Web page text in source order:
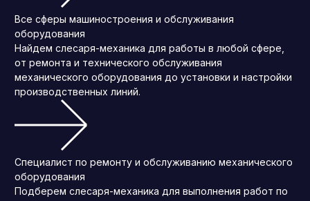
Все сферы машиностроения и обслуживания
оборудования
Найдем слесаря-механика для работы в любой сфере,
от ремонта и технического обслуживания
механического оборудования до установки и настройки
производственных линий.
Специалист по ремонту и обслуживанию механического
оборудования
Подберем слесаря-механика для выполнения работ по